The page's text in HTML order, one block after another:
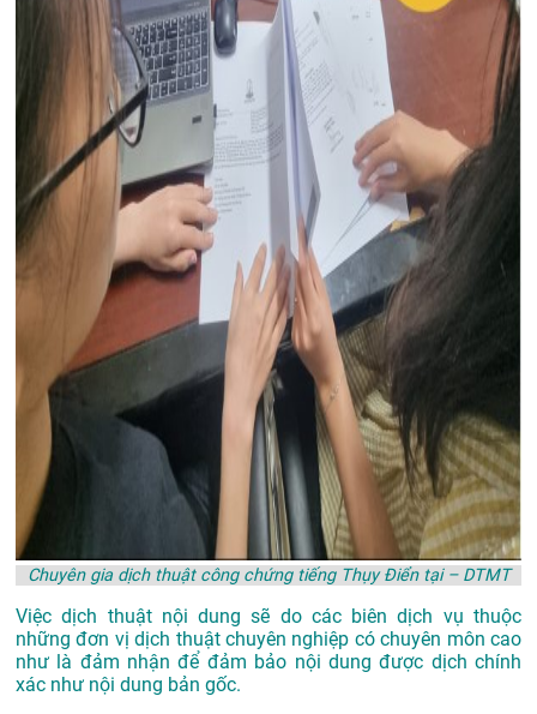
Chuyên gia dịch thuật công chứng tiếng Thụy Điển tại – DTMT
Việc dịch thuật nội dung sẽ do các biên dịch vụ thuộc
những đơn vị dịch thuật chuyên nghiệp có chuyên môn cao
như là đảm nhận để đảm bảo nội dung được dịch chính
xác như nội dung bản gốc.